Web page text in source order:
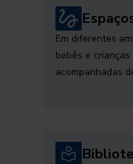
Em diferentes
bebês e
acompanhadas